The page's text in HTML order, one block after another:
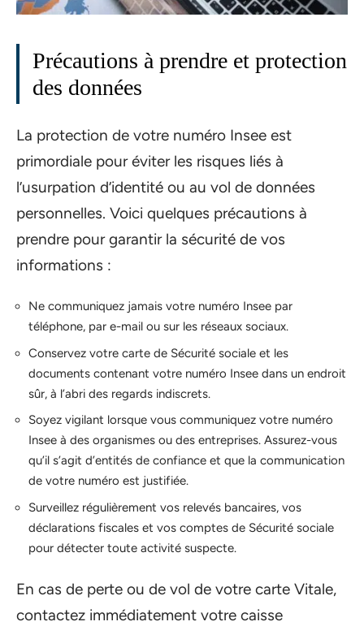
Précautions à prendre et protection
des données
La protection de votre numéro Insee est
primordiale pour éviter les risques liés à
l’usurpation d’identité ou au vol de données
personnelles. Voici quelques précautions à
prendre pour garantir la sécurité de vos
informations :
Ne communiquez jamais votre numéro Insee par
téléphone, par e-mail ou sur les réseaux sociaux.
Conservez votre carte de Sécurité sociale et les
documents contenant votre numéro Insee dans un endroit
sûr, à l’abri des regards indiscrets.
Soyez vigilant lorsque vous communiquez votre numéro
Insee à des organismes ou des entreprises. Assurez-vous
qu’il s’agit d’entités de confiance et que la communication
de votre numéro est justifiée.
Surveillez régulièrement vos relevés bancaires, vos
déclarations fiscales et vos comptes de Sécurité sociale
pour détecter toute activité suspecte.
En cas de perte ou de vol de votre carte Vitale,
contactez immédiatement votre caisse